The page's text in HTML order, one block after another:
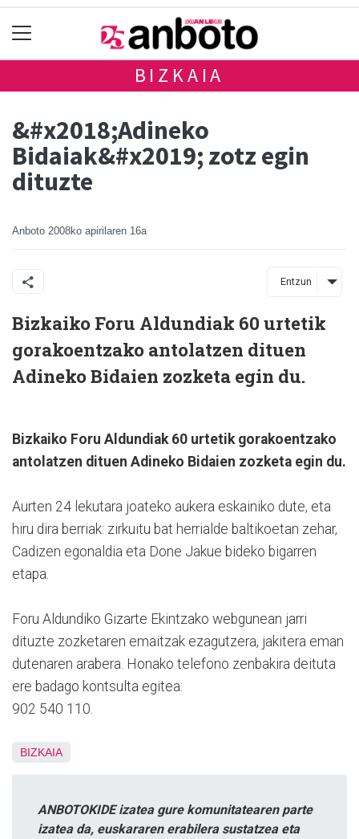
BIZKAIA
&#x2018;Adineko
Bidaiak&#x2019; zotz egin
dituzte
Anboto 2008ko apirilaren 16a
Entzun
Bizkaiko Foru Aldundiak 60 urtetik
gorakoentzako antolatzen dituen
Adineko Bidaien zozketa egin du.
Bizkaiko Foru Aldundiak 60 urtetik gorakoentzako
antolatzen dituen Adineko Bidaien zozketa egin du.
Aurten 24 lekutara joateko aukera eskainiko dute, eta
hiru dira berriak: zirkuitu bat herrialde baltikoetan zehar,
Cadizen egonaldia eta Done Jakue bideko bigarren
etapa.
Foru Aldundiko Gizarte Ekintzako webgunean jarri
dituzte zozketaren emaitzak ezagutzera, jakitera eman
dutenaren arabera. Honako telefono zenbakira deituta
ere badago kontsulta egitea:
902 540 110.
BIZKAIA
ANBOTOKIDE izatea gure komunitatearen parte
izatea da, euskararen erabilera sustatzea eta